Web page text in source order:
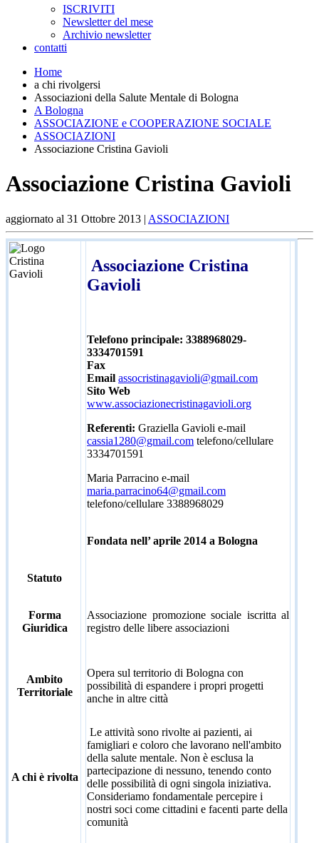
ISCRIVITI
Newsletter del mese
Archivio newsletter
contatti
Home
a chi rivolgersi
Associazioni della Salute Mentale di Bologna
A Bologna
ASSOCIAZIONE e COOPERAZIONE SOCIALE
ASSOCIAZIONI
Associazione Cristina Gavioli
Associazione Cristina Gavioli
aggiornato al 31 Ottobre 2013 | ASSOCIAZIONI
Associazione Cristina
Gavioli
Telefono principale: 3388968029-
3334701591
Fax
Email assocristinagavioli@gmail.com
Sito Web
www.associazionecristinagavioli.org
Referenti: Graziella Gavioli e-mail
cassia1280@gmail.com telefono/cellulare
3334701591
Maria Parracino e-mail
maria.parracino64@gmail.com
telefono/cellulare 3388968029
Fondata nell’ aprile 2014 a Bologna
Statuto
Forma
Giuridica
Associazione promozione sociale iscritta al
registro delle libere associazioni
Ambito
Territoriale
Opera sul territorio di Bologna con
possibilità di espandere i propri progetti
anche in altre città
A chi è rivolta
Le attività sono rivolte ai pazienti, ai
famigliari e coloro che lavorano nell'ambito
della salute mentale. Non è esclusa la
partecipazione di nessuno, tenendo conto
delle possibilità di ogni singola iniziativa.
Consideriamo fondamentale percepire i
nostri soci come cittadini e facenti parte della
comunità